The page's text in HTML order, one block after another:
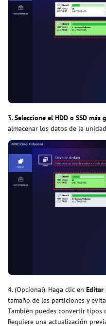
3.Seleccione el HDD o SSD más
almacenar los datos de la
4. (Opcional). Haga clic en Editar
tamaño de las particiones y
También puedes convertir tipos
Requiere una actualización